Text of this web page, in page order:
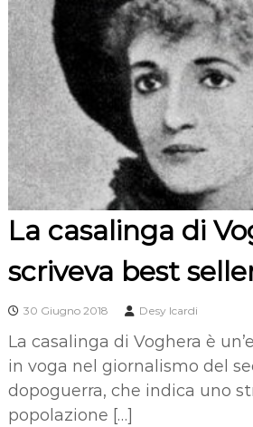
La casalinga di
scriveva best
30 Giugno 2018 Desy Icardi
La casalinga di Voghera è
in voga nel giornalismo del
dopoguerra, che indica uno
popolazione […]